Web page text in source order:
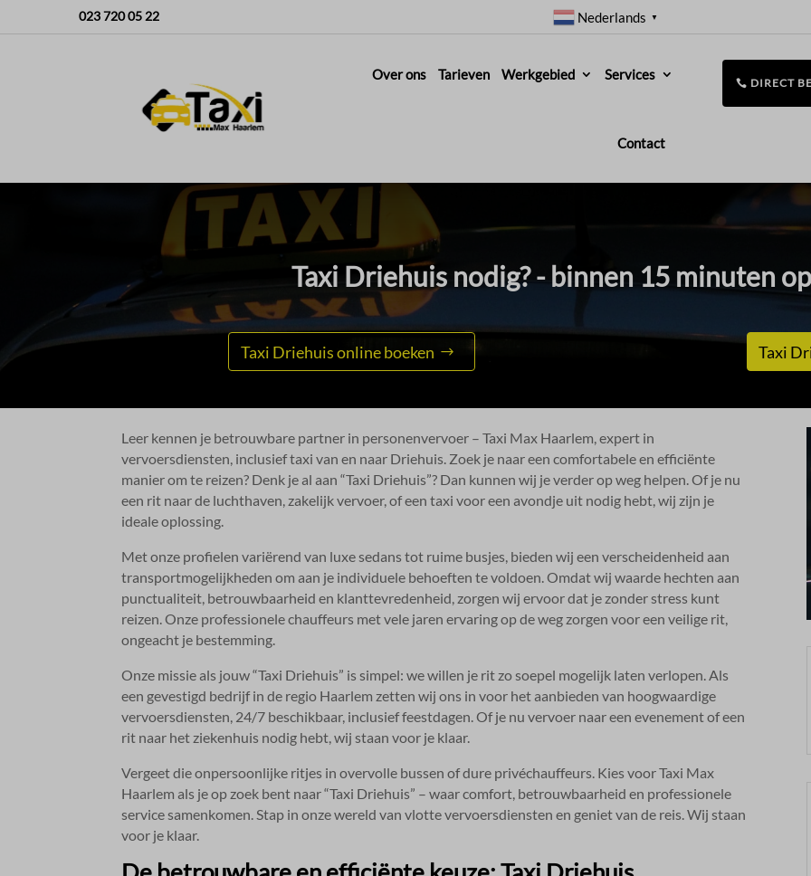
023 720 05 22 Nederlands ▼
Over ons Tarieven Werkgebied Services
Contact
DIRECT
Taxi Driehuis nodig? - binnen 15 minuten
Taxi Driehuis online boeken Taxi
Leer kennen je betrouwbare partner in personenvervoer – Taxi Max Haarlem, expert in
vervoersdiensten, inclusief taxi van en naar Driehuis.​ Zoek je naar een comfortabele en efficiënte
manier om te reizen? Denk je al aan “Taxi Driehuis”? Dan kunnen wij je verder op weg helpen.​ Of je nu
een rit naar de luchthaven, zakelijk vervoer, of een taxi voor een avondje uit nodig hebt, wij zijn je
ideale oplossing.​
Met onze profielen variërend van luxe sedans tot ruime busjes, bieden wij een verscheidenheid aan
transportmogelijkheden om aan je individuele behoeften te voldoen.​ Omdat wij waarde hechten aan
punctualiteit, betrouwbaarheid en klanttevredenheid, zorgen wij ervoor dat je zonder stress kunt
reizen.​ Onze professionele chauffeurs met vele jaren ervaring op de weg zorgen voor een veilige rit,
ongeacht je bestemming.​
Onze missie als jouw “Taxi Driehuis” is simpel: we willen je rit zo soepel mogelijk laten verlopen.​ Als
een gevestigd bedrijf in de regio Haarlem zetten wij ons in voor het aanbieden van hoogwaardige
vervoersdiensten, 24/7 beschikbaar, inclusief feestdagen.​ Of je nu vervoer naar een evenement of een
rit naar het ziekenhuis nodig hebt, wij staan voor je klaar.​
Vergeet die onpersoonlijke ritjes in overvolle bussen of dure privéchauffeurs.​ Kies voor Taxi Max
Haarlem als je op zoek bent naar “Taxi Driehuis” – waar comfort, betrouwbaarheid en professionele
service samenkomen.​ Stap in onze wereld van vlotte vervoersdiensten en geniet van de reis.​ Wij staan
voor je klaar.​